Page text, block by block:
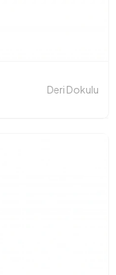
Deri Dokulu